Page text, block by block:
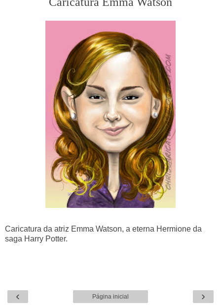
Caricatura da atriz Emma Watson, a eterna Hermione da
saga Harry Potter.
‹ ›
Página inicial